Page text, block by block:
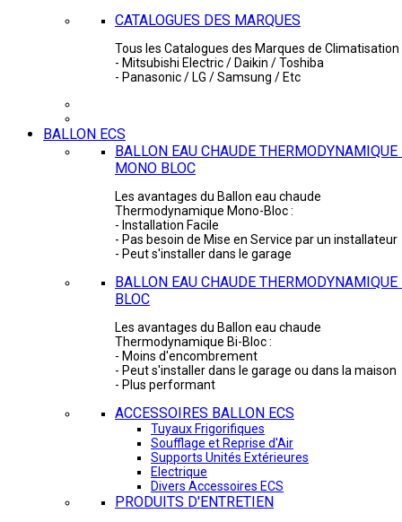
CATALOGUES DES MARQUES
Tous les Catalogues des Marques de Climatisation
- Mitsubishi Electric / Daikin / Toshiba
- Panasonic / LG / Samsung / Etc
BALLON ECS
BALLON EAU CHAUDE THERMODYNAMIQUE
MONO BLOC
Les avantages du Ballon eau chaude
Thermodynamique Mono-Bloc :
- Installation Facile
- Pas besoin de Mise en Service par un installateur
- Peut s'installer dans le garage
BALLON EAU CHAUDE
BLOC
Les avantages du Ballon eau chaude
Thermodynamique Bi-Bloc :
- Moins d'encombrement
- Peut s'installer dans le garage ou dans la maison
- Plus performant
ACCESSOIRES BALLON ECS
Tuyaux Frigorifiques
Soufflage et Reprise d'Air
Supports Unités Extérieures
Electrique
Divers Accessoires ECS
PRODUITS D'ENTRETIEN